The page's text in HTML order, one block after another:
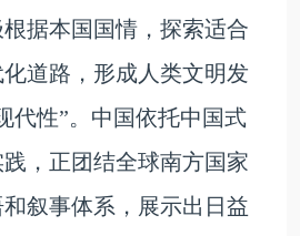
据本国国情，探索适合
道路，形成人类文明发
代性”。中国依托中国式
，正团结全球南方国家
叙事体系，展示出日益